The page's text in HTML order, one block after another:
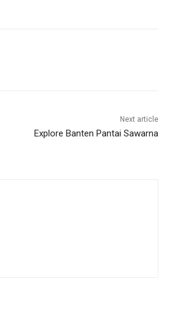
Next article
Explore Banten Pantai Sawarna